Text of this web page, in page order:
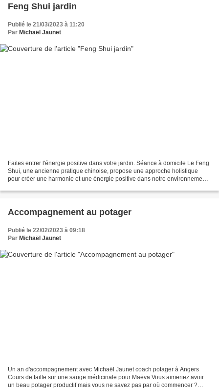
Feng Shui jardin
Publié le 21/03/2023 à 11:20
Par Michaël Jaunet
Faites entrer l'énergie positive dans votre jardin. Séance à domicile Le Feng
Shui, une ancienne pratique chinoise, propose une approche holistique
pour créer une harmonie et une énergie positive dans notre environnement.
Accompagnement au potager
Publié le 22/02/2023 à 09:18
Par Michaël Jaunet
Un an d'accompagnement avec Michaël Jaunet coach potager à Angers
Cours de taille sur une sauge médicinale pour Maëva Vous aimeriez avoir
un beau potager productif mais vous ne savez pas par où commencer ?